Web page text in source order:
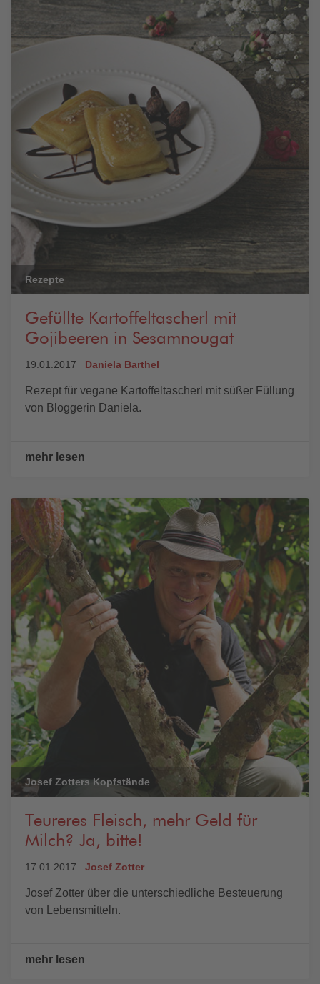
Rezepte
Gefüllte Kartoffeltascherl mit
Gojibeeren in Sesamnougat
19.01.2017 Daniela Barthel
Rezept für vegane Kartoffeltascherl mit süßer Füllung
von Bloggerin Daniela.
mehr lesen
Josef Zotters Kopfstände
Teureres Fleisch, mehr Geld für
Milch? Ja, bitte!
17.01.2017 Josef Zotter
Josef Zotter über die unterschiedliche Besteuerung
von Lebensmitteln.
mehr lesen